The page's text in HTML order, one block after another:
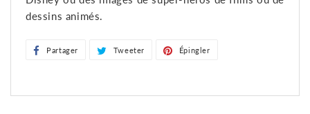
dessins animés.
Partager PartagerTweeter TweeterÉpingler